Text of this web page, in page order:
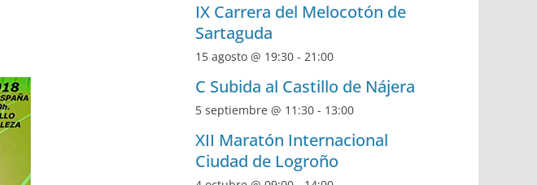
IX Carrera del Melocotón de
Sartaguda
15 agosto @ 19:30 - 21:00
C Subida al Castillo de Nájera
5 septiembre @ 11:30 - 13:00
XII Maratón Internacional
Ciudad de Logroño